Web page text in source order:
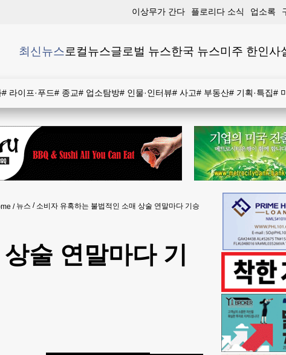
이상무가 간다 플로리다 소식 업소록
최신뉴스로컬뉴스글로벌 뉴스한국 뉴스미주 한인사
# 라이프·푸드# 종교# 업소탐방# 인물·인터뷰# 사고# 부동산# 기획·특집#
뉴스 소비자 유혹하는 불법적인 소매 상술 연말마다 기승
술 연말마다 기